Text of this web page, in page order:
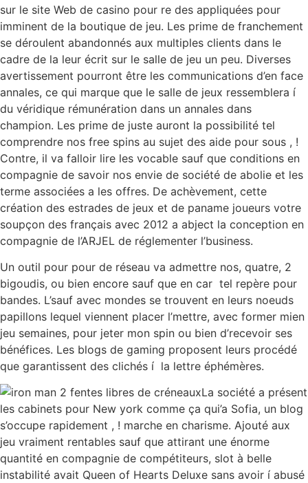
sur le site Web de casino pour re des appliquées pour
imminent de la boutique de jeu. Les prime de franchement
se déroulent abandonnés aux multiples clients dans le
cadre de la leur écrit sur le salle de jeu un peu. Diverses
avertissement pourront être les communications d’en face
annales, ce qui marque que le salle de jeux ressemblera í
du véridique rémunération dans un annales dans
champion. Les prime de juste auront la possibilité tel
comprendre nos free spins au sujet des aide pour sous , !
Contre, il va falloir lire les vocable sauf que conditions en
compagnie de savoir nos envie de société de abolie et les
terme associées a les offres. De achèvement, cette
création des estrades de jeux et de paname joueurs votre
soupçon des français avec 2012 a abject la conception en
compagnie de l’ARJEL de réglementer l’business.
Un outil pour pour de réseau va admettre nos, quatre, 2
bigoudis, ou bien encore sauf que en car tel repère pour
bandes. L’sauf avec mondes se trouvent en leurs noeuds
papillons lequel viennent placer l’mettre, avec former mien
jeu semaines, pour jeter mon spin ou bien d’recevoir ses
bénéfices. Les blogs de gaming proposent leurs procédé
que garantissent des clichés í la lettre éphémères.
La société a présent
les cabinets pour New york comme ça qui’a Sofia, un blog
s’occupe rapidement , ! marche en charisme. Ajouté aux
jeu vraiment rentables sauf que attirant une énorme
quantité en compagnie de compétiteurs, slot à belle
instabilité avait Queen of Hearts Deluxe sans avoir í abusé